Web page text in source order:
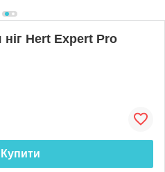
Hert Expert Pro
Купити